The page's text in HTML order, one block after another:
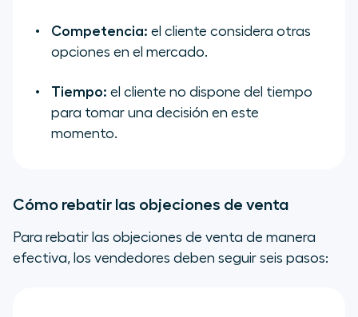
Competencia: el cliente considera otras
opciones en el mercado.
Tiempo: el cliente no dispone del tiempo
para tomar una decisión en este
momento.
Cómo rebatir las objeciones de venta
Para rebatir las objeciones de venta de manera
efectiva, los vendedores deben seguir seis pasos: